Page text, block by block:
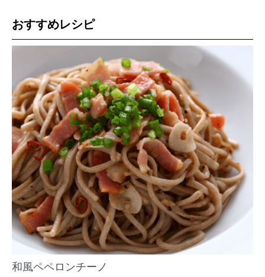
おすすめレシピ
和風ペペロンチーノ